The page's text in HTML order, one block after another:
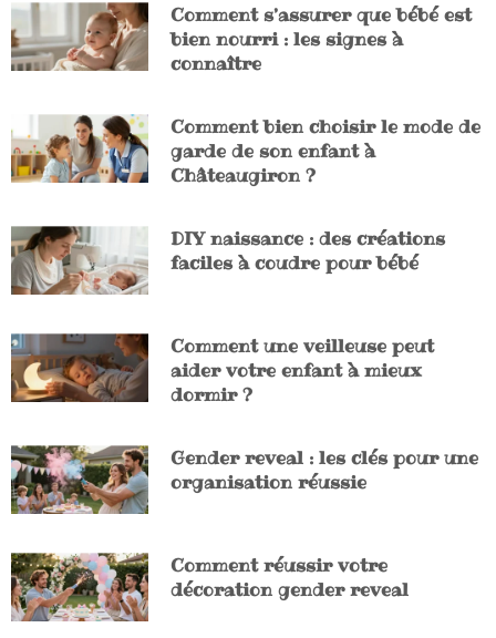
Comment s’assurer que bébé est
bien nourri : les signes à
connaître
Comment bien choisir le mode de
garde de son enfant à
Châteaugiron ?
DIY naissance : des créations
faciles à coudre pour bébé
Comment une veilleuse peut
aider votre enfant à mieux
dormir ?
Gender reveal : les clés pour une
organisation réussie
Comment réussir votre
décoration gender reveal